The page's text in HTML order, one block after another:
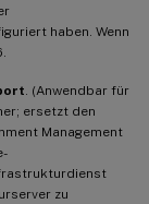
haben. Wenn
. (Anwendbar für
ersetzt den
Management
zu